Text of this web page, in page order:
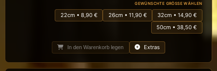
GEWÜNSCHTE GRÖSSE WÄHLEN
22cm • 8,90 € 26cm • 11,90 €
32cm • 14,90 €
50cm • 38,50 €
In den Warenkorb legen Extras